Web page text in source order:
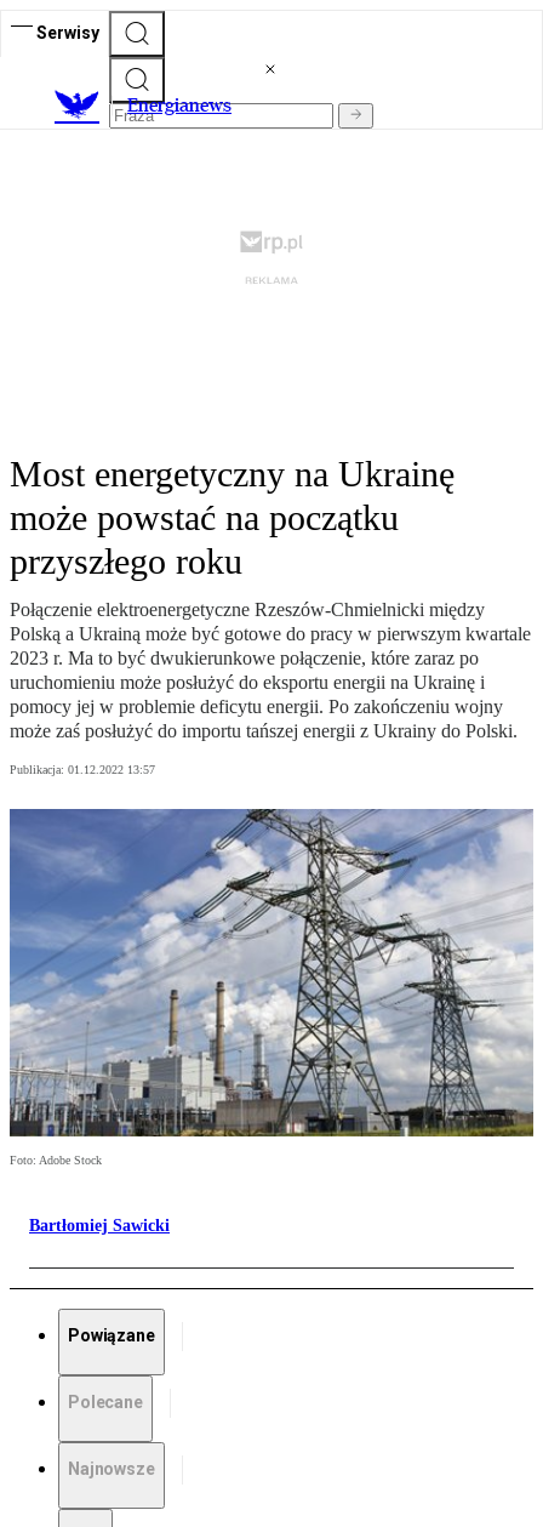
Serwisy
Energianews
Most energetyczny na Ukrainę
może powstać na początku
przyszłego roku
Połączenie elektroenergetyczne Rzeszów-Chmielnicki między
Polską a Ukrainą może być gotowe do pracy w pierwszym kwartale
2023 r. Ma to być dwukierunkowe połączenie, które zaraz po
uruchomieniu może posłużyć do eksportu energii na Ukrainę i
pomocy jej w problemie deficytu energii. Po zakończeniu wojny
może zaś posłużyć do importu tańszej energii z Ukrainy do Polski.
Publikacja: 01.12.2022 13:57
Foto: Adobe Stock
Bartłomiej Sawicki
Powiązane
Polecane
Najnowsze